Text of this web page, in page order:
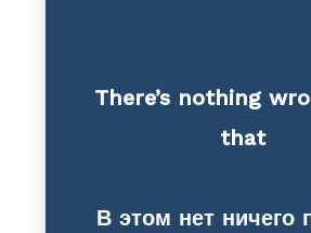
There’s nothing
that
В этом нет ничего